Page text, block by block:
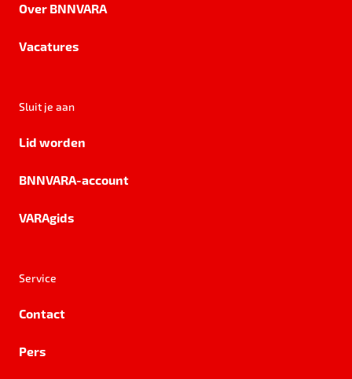
Over BNNVARA
Vacatures
Sluit je aan
Lid worden
BNNVARA-account
VARAgids
Service
Contact
Pers